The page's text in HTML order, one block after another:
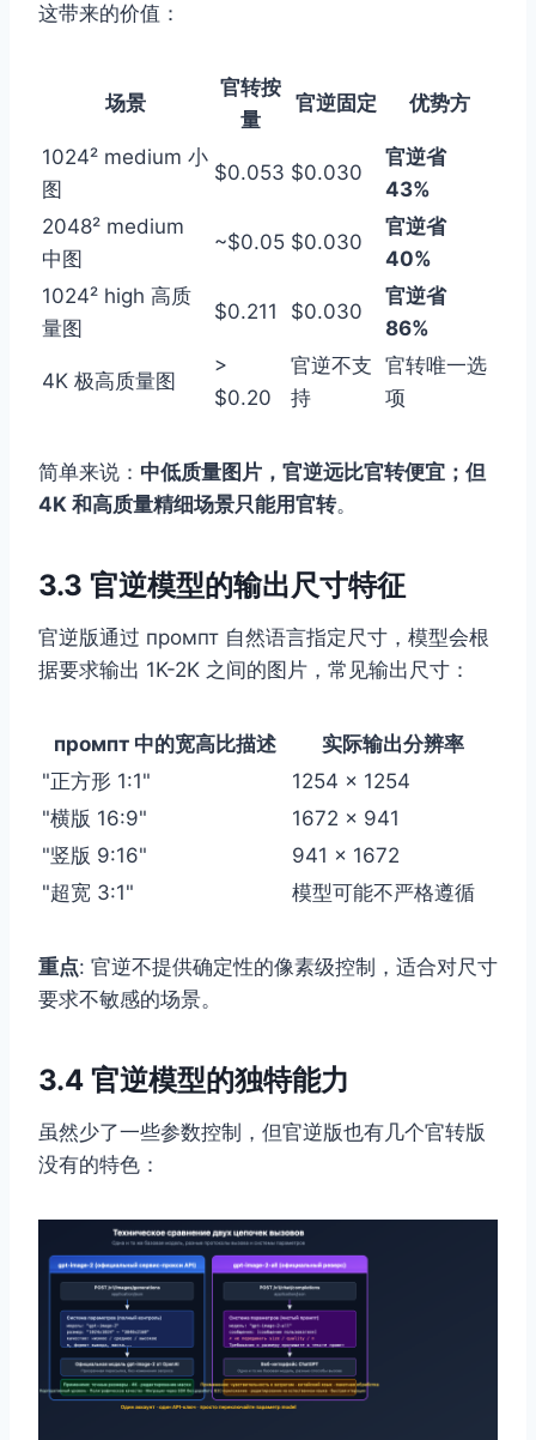
这带来的价值：
场景
官转按
量
官逆固定 优势方
1024² medium 小
图
$0.053 $0.030
官逆省
43%
2048² medium
中图
~$0.05 $0.030
官逆省
40%
1024² high 高质
量图
$0.211 $0.030
官逆省
86%
4K 极高质量图
>
$0.20
官逆不支
持
官转唯一选
项
简单来说： 中低质量图片，官逆远比官转便宜；但
4K 和高质量精细场景只能用官转。
3.3 官逆模型的输出尺寸特征
官逆版通过 промпт 自然语言指定尺寸，模型会根
据要求输出 1K-2K 之间的图片，常见输出尺寸：
промпт 中的宽高比描述
实际输出分辨率
"正方形 1:1"
1254 × 1254
"横版 16:9"
1672 × 941
"竖版 9:16"
941 × 1672
"超宽 3:1"
模型可能不严格遵循
重点: 官逆不提供确定性的像素级控制，适合对尺寸
要求不敏感的场景。
3.4 官逆模型的独特能力
虽然少了一些参数控制，但官逆版也有几个官转版
没有的特色：